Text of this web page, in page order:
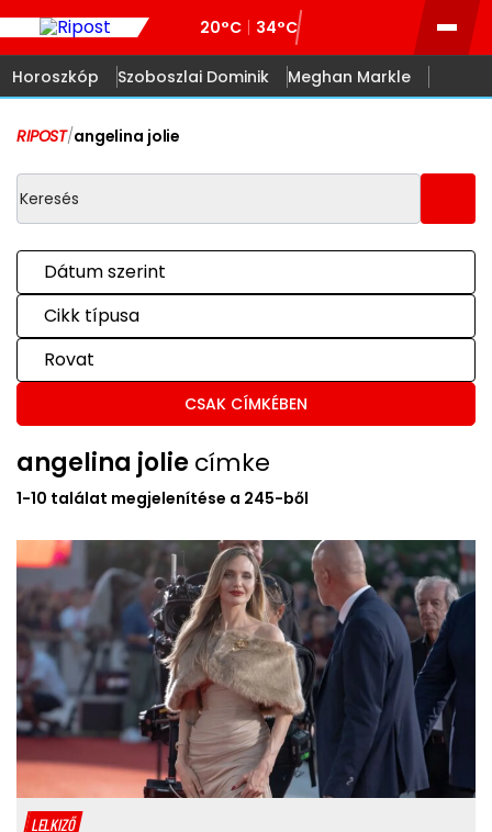
20°C 34°C
Horoszkóp Szoboszlai Dominik Meghan Markle
RIPOST/angelina jolie
Dátum szerint
Cikk típusa
Rovat
CSAK CÍMKÉBEN
angelina joliecímke
1-10 találat megjelenítése a 245-ből
LELKIZŐ